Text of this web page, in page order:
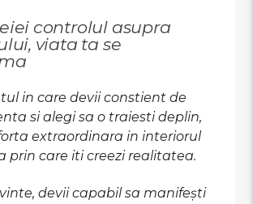
controlul asupra
viata ta se
in care devii constient de
si alegi sa o traiesti deplin,
extraordinara in interiorul
prin care iti creezi realitatea.
devii capabil sa manifești